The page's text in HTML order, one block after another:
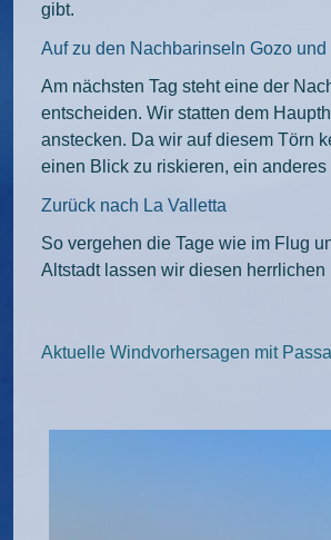
gibt.
Auf zu den Nachbarinseln Gozo
Am nächsten Tag steht eine der
entscheiden. Wir statten dem
anstecken. Da wir auf diesem Törn
einen Blick zu riskieren, ein
Zurück nach La Valletta
So vergehen die Tage wie im Flug
Altstadt lassen wir diesen
Aktuelle Windvorhersagen mit